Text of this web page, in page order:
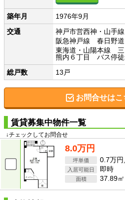
築年月
1976年9月
交通
神戸市営西神・山
阪急神戸線 春日野
東海道・山陽本線
熊内６丁目 バス停
総戸数
13戸
お問合せはこ
賃貸募集中物件一覧
↓チェックしてお問合せ
8.0万円
0.7万円
即時
37.89㎡